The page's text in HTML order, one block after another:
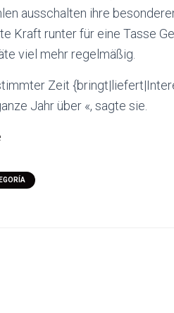
ausschalten ihre
Kraft runter für eine Tasse
viel mehr regelmäßig.
Zeit
Jahr über «, sagte sie.